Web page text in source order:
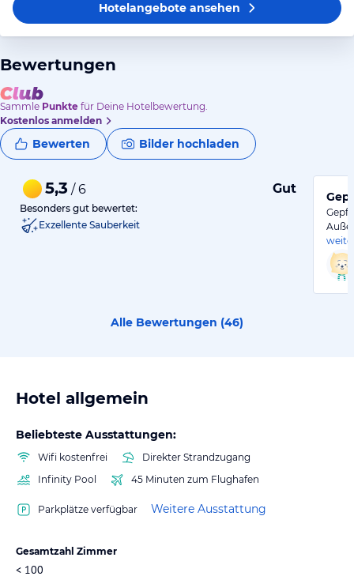
Hotelangeboteansehen
Bewertungen
Sammle Punkte für Deine Hotelbewertung.
Kostenlos anmelden
Bewerten Bilder hochladen
5,3 / 6 Gut
Besonders gut bewertet:
Exzellente Sauberkeit
Alle Bewertungen (46)
Hotel allgemein
Beliebteste Ausstattungen:
Wifi kostenfrei
Direkter Strandzugang
Infinity Pool
45 Minuten zum Flughafen
Parkplätze verfügbar Weitere Ausstattung
Gesamtzahl Zimmer
< 100